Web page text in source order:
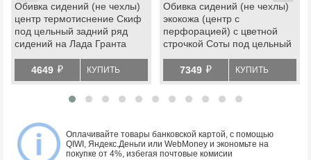
Обивка сидений (не чехлы)
центр термотиснение Скиф
под цельный задний ряд
сидений на Лада Гранта
4649 й КУПИТЬ
Обивка сидений (не чехлы)
экокожа (центр с
перфорацией) с цветной
строчкой Соты под цельный
задний ряд сидений на Лада
Гранта
7349 й КУПИТЬ
Оплачивайте товары банковской картой, с помощью
QIWI, Яндекс.Деньги или WebMoney и экономьте на
покупке от 4%, избегая почтовые комисии